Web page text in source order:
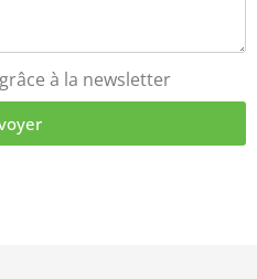
à la newsletter